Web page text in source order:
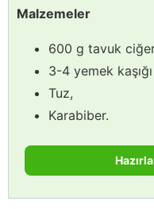
Malzemeler
600 g tavuk
3-4 yemek
Tuz,
Karabiber.